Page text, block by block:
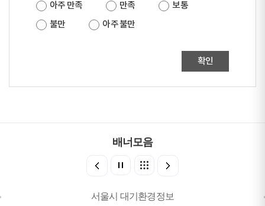
아주 만족 만족
보통
불만
아주 불만
확인
배너모음
서울시 대기환경정보